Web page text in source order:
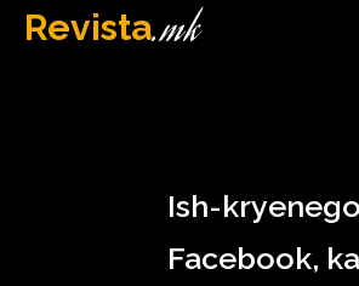
Revista.mk
Ish-
Facebook,